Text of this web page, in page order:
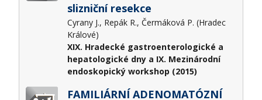
slizniční resekce
Cyrany J., Repák R., Čermáková P. (Hradec
Králové)
XIX. Hradecké gastroenterologické a
hepatologické dny a IX. Mezinárodní
endoskopický workshop (2015)
FAMILIÁRNÍ ADENOMATÓZNÍ